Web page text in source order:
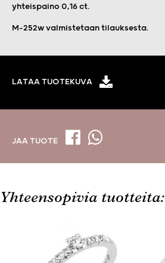
yhteispaino 0,16 ct.
M-252w valmistetaan tilauksesta.
LATAA TUOTEKUVA
JAA TUOTE
Yhteensopivia tuotteita: